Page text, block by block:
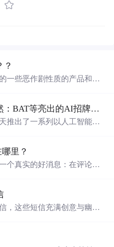
？
一些恶作剧性质的产品和技
BAT等亮出的AI招牌故事
推出了一系列以人工智能为
了娱乐，但也展示了AI技术
里？
个真实的好消息：在评论区
，这些短信充满创意与幽